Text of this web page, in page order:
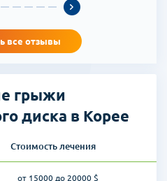
все отзывы
грыжи
диска в Корее
Стоимость лечения
от 15000 до 20000 $